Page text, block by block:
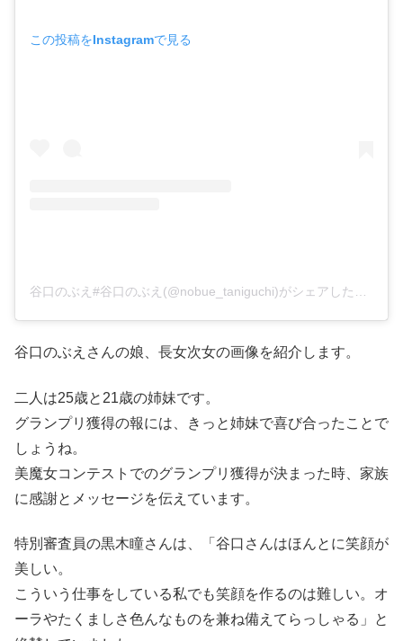
この投稿をInstagramで見る
谷口のぶえさんの娘、長女次女の画像を紹介します。
二人は25歳と21歳の姉妹です。
グランプリ獲得の報には、きっと姉妹で喜び合ったことで
しょうね。
美魔女コンテストでのグランプリ獲得が決まった時、家族
に感謝とメッセージを伝えています。
特別審査員の黒木瞳さんは、「谷口さんはほんとに笑顔が
美しい。
こういう仕事をしている私でも笑顔を作るのは難しい。オ
ーラやたくましさ色んなものを兼ね備えてらっしゃる」と